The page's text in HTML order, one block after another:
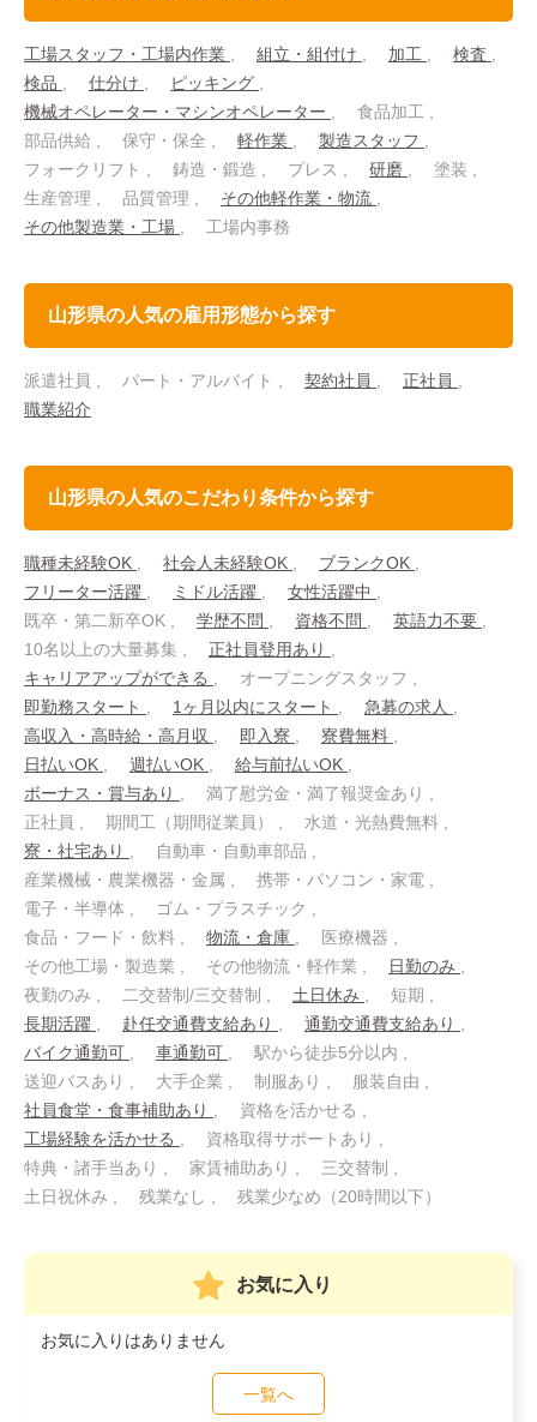
工場スタッフ・工場内作業 組立・組付け 加工
検査
検品
仕分け
ピッキング
機械オペレーター・マシンオペレーター
食品加工
部品供給
保守・保全 軽作業
製造スタッフ
フォークリフト
鋳造・鍛造 プレス 研磨
塗装
生産管理
品質管理
その他軽作業・物流
その他製造業・工場
工場内事務
山形県の人気の雇用形態から探す
派遣社員 パート・アルバイト 契約社員
正社員
職業紹介
山形県の人気のこだわり条件から探す
職種未経験OK 社会人未経験OK
ブランクOK
フリーター活躍
ミドル活躍
女性活躍中
既卒・第二新卒OK
学歴不問 資格不問
英語力不要
10名以上の大量募集
正社員登用あり
キャリアアップができる
オープニングスタッフ
即勤務スタート
1ヶ月以内にスタート
急募の求人
高収入・高時給・高月収
即入寮
寮費無料
日払いOK
週払いOK
給与前払いOK
ボーナス・賞与あり
満了慰労金・満了報奨金あり
正社員
期間工（期間従業員）
水道・光熱費無料
寮・社宅あり
自動車・自動車部品
産業機械・農業機器・金属
携帯・パソコン・家電
電子・半導体
ゴム・プラスチック
食品・フード・飲料
物流・倉庫
医療機器
その他工場・製造業
その他物流・軽作業
日勤のみ
夜勤のみ
二交替制/三交替制 土日休み
短期
長期活躍
赴任交通費支給あり
通勤交通費支給あり
バイク通勤可
車通勤可
駅から徒歩5分以内
送迎バスあり
大手企業 制服あり
服装自由
社員食堂・食事補助あり
資格を活かせる
工場経験を活かせる
資格取得サポートあり
特典・諸手当あり
家賃補助あり
三交替制
土日祝休み
残業なし 残業少なめ（20時間以下）
お気に入り
お気に入りはありません
一覧へ